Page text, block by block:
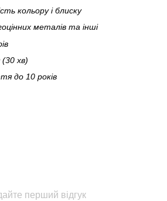
кольору і блиску
металів та інші
хв)
до 10 років
перший відгук